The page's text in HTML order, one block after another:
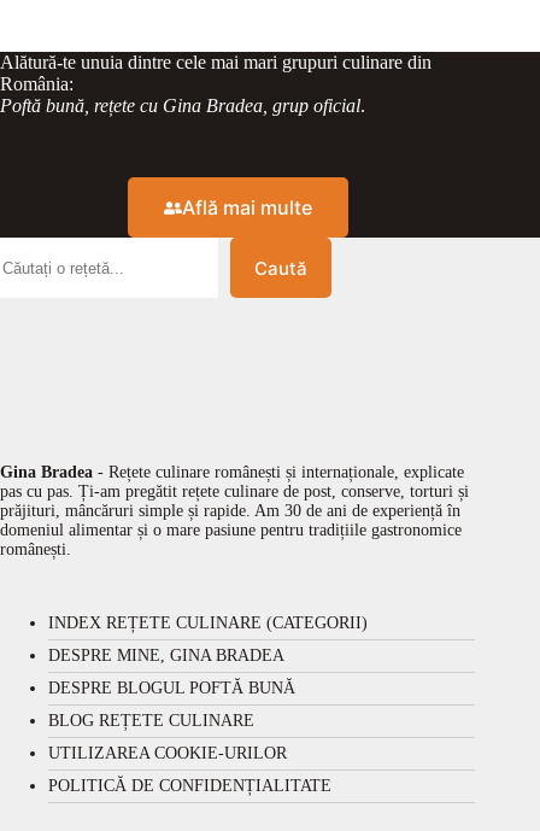
Alătură-te unuia dintre cele mai mari grupuri culinare din
România:
Poftă bună, rețete cu Gina Bradea, grup oficial.
Află mai multe
Caută
Gina Bradea - Rețete culinare românești și internaționale, explicate
pas cu pas. Ți-am pregătit rețete culinare de post, conserve, torturi și
prăjituri, mâncăruri simple și rapide. Am 30 de ani de experiență în
domeniul alimentar și o mare pasiune pentru tradițiile gastronomice
românești.
INDEX REȚETE CULINARE (CATEGORII)
DESPRE MINE, GINA BRADEA
DESPRE BLOGUL POFTĂ BUNĂ
BLOG REȚETE CULINARE
UTILIZAREA COOKIE-URILOR
POLITICĂ DE CONFIDENȚIALITATE